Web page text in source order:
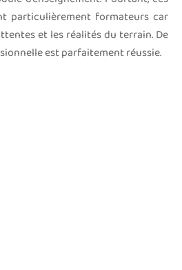
particulièrement formateurs car
et les réalités du terrain. De
est parfaitement réussie.